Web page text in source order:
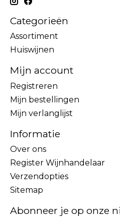
Categorieën
Assortiment
Huiswijnen
Mijn account
Registreren
Mijn bestellingen
Mijn verlanglijst
Informatie
Over ons
Register Wijnhandelaar
Verzendopties
Sitemap
Abonneer je op onze